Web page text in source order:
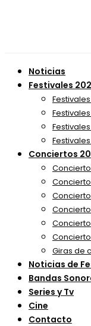
Noticias
Festivales
Conciertos
Giras de
Noticias de
Bandas
Series y Tv
Cine
Contacto